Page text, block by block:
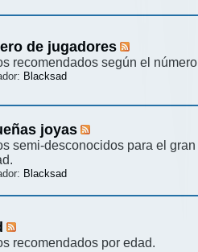
de jugadores
recomendados según el
Blacksad
joyas
semi-desconocidos para el
Blacksad
recomendados por edad.